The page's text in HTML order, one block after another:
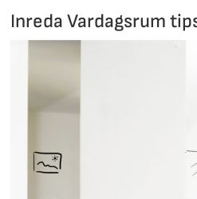
Inreda Vardagsrum